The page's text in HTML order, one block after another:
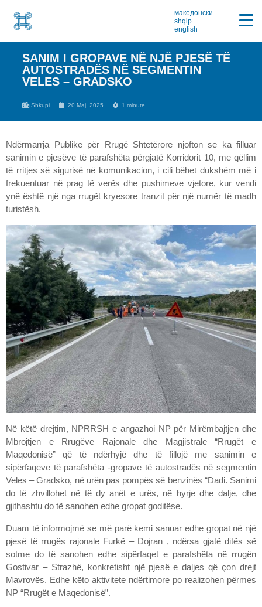
македонски
shqip
english
SANIM I GROPAVE NË NJË PJESË TË
AUTOSTRADËS NË SEGMENTIN
VELES – GRADSKO
Shkupi 20 Maj, 2025 1 minute
Ndërmarrja Publike për Rrugë Shtetërore njofton se ka filluar
sanimin e pjesëve të parafshëta përgjatë Korridorit 10, me qëllim
të rritjes së sigurisë në komunikacion, i cili bëhet dukshëm më i
frekuentuar në prag të verës dhe pushimeve vjetore, kur vendi
ynë është një nga rrugët kryesore tranzit për një numër të madh
turistësh.
Në këtë drejtim, NPRRSH e angazhoi NP për Mirëmbajtjen dhe
Mbrojtjen e Rrugëve Rajonale dhe Magjistrale “Rrugët e
Maqedonisë” që të ndërhyjë dhe të fillojë me sanimin e
sipërfaqeve të parafshëta -gropave të autostradës në segmentin
Veles – Gradsko, në urën pas pompës së benzinës “Dadi. Sanimi
do të zhvillohet në të dy anët e urës, në hyrje dhe dalje, dhe
gjithashtu do të sanohen edhe gropat goditëse.
Duam të informojmë se më parë kemi sanuar edhe gropat në një
pjesë të rrugës rajonale Furkë – Dojran , ndërsa gjatë ditës së
sotme do të sanohen edhe sipërfaqet e parafshëta në rrugën
Gostivar – Strazhë, konkretisht një pjesë e daljes që çon drejt
Mavrovës. Edhe këto aktivitete ndërtimore po realizohen përmes
NP “Rrugët e Maqedonisë”.